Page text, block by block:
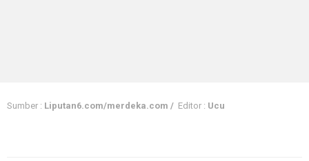
Sumber : Liputan6.com/merdeka.com / Editor : Ucu